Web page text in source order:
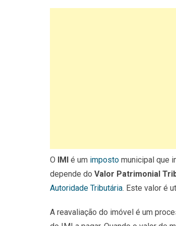
O IMI é um imposto municipal que
depende do Valor Patrimonial
Autoridade Tributária. Este valor é
A reavaliação do imóvel é um